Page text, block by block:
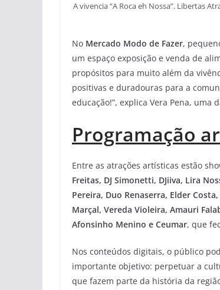
A vivencia “A Roca eh Nossa”. Libertas
No Mercado Modo de Fazer,
um espaço exposição e venda de
propósitos para muito além da
positivas e duradouras para a
educação!”, explica Vera Pena, uma
Programação
Entre as atrações artísticas estão
Freitas, DJ Simonetti, DJiiva, Lira
Pereira, Duo Renaserra, Elder
Marçal, Vereda Violeira, Amauri
Afonsinho Menino e Ceumar, que
Nos conteúdos digitais, o público
importante objetivo: perpetuar a
que fazem parte da história da